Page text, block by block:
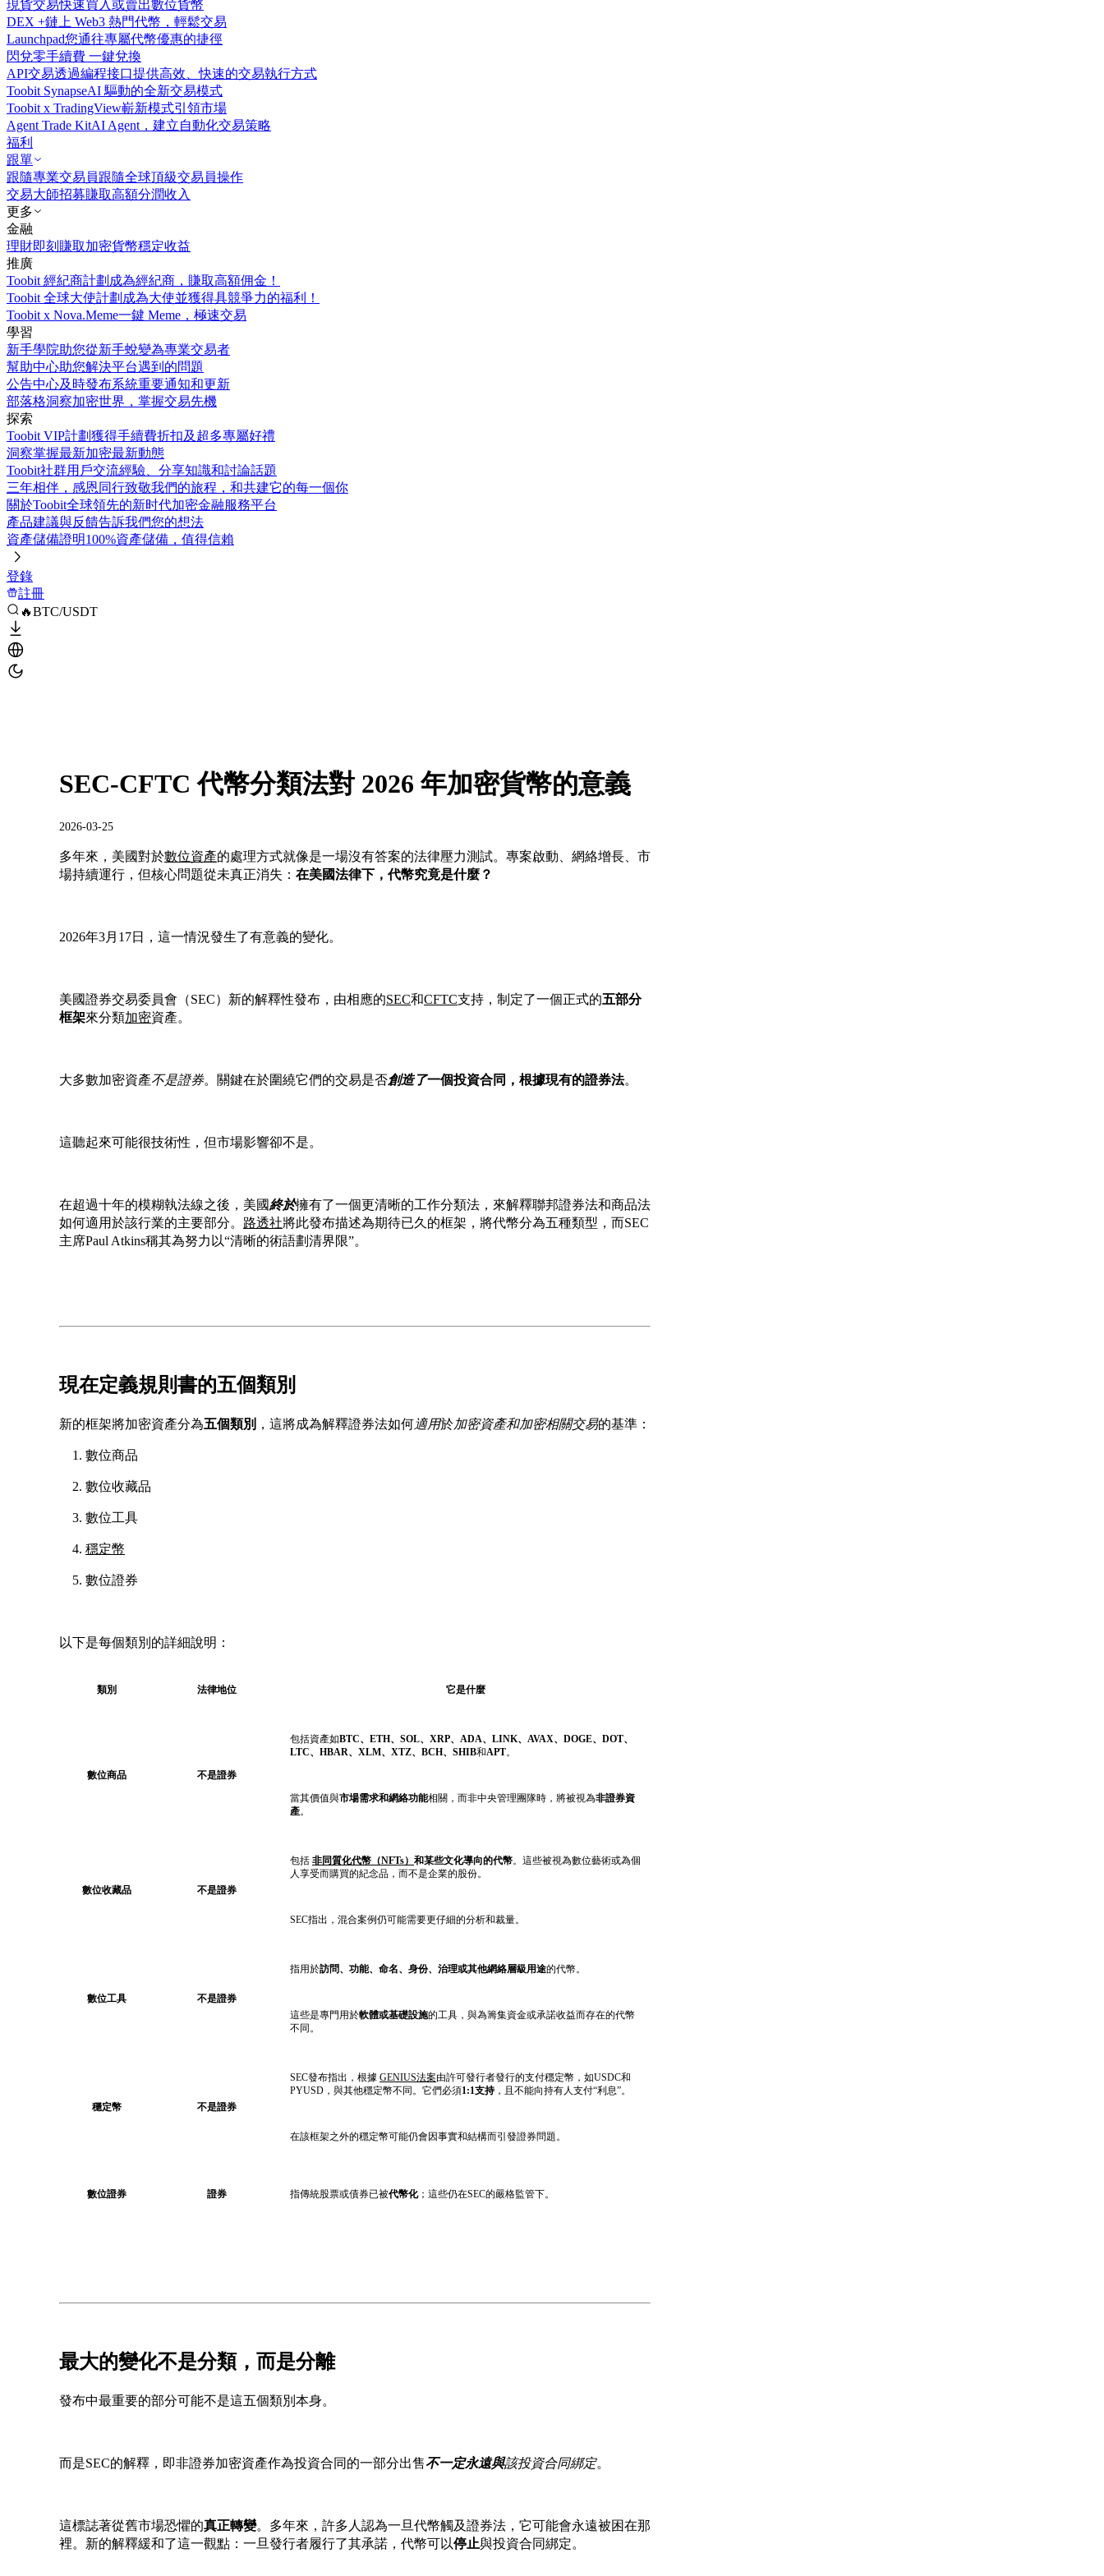
現貨交易快速買入或賣出數位貨幣
DEX +鏈上 Web3 熱門代幣，輕鬆交易
Launchpad您通往專屬代幣優惠的捷徑
閃兌零手續費 一鍵兌換
API交易透過編程接口提供高效、快速的交易執行方式
Toobit SynapseAI 驅動的全新交易模式
Toobit x TradingView嶄新模式引領市場
Agent Trade KitAI Agent，建立自動化交易策略
福利
跟單
跟隨專業交易員跟隨全球頂級交易員操作
交易大師招募賺取高額分潤收入
更多
金融
理財即刻賺取加密貨幣穩定收益
推廣
Toobit 經紀商計劃 成為經紀商，賺取高額佣金！
Toobit 全球大使計劃 成為大使並獲得具競爭力的福利！
Toobit x Nova.Meme一鍵 Meme，極速交易
學習
新手學院助您從新手蛻變為專業交易者
幫助中心助您解決平台遇到的問題
公告中心及時發布系統重要通知和更新
部落格洞察加密世界，掌握交易先機
探索
Toobit VIP計劃獲得手續費折扣及超多專屬好禮
洞察掌握最新加密最新動態
Toobit社群用戶交流經驗、分享知識和討論話題
三年相伴，感恩同行致敬我們的旅程，和共建它的每一個你
關於Toobit全球領先的新时代加密金融服務平台
產品建議與反饋告訴我們您的想法
資產儲備證明100%資產儲備，值得信賴
登錄
註冊
🔥BTC/USDT
SEC-CFTC 代幣分類法對 2026 年加密貨幣的意義
2026-03-25
多年來，美國對於數位資產的處理方式就像是一場沒有答案的法律壓力測試。專案啟動、網絡增長、市
場持續運行，但核心問題從未真正消失： 在美國法律下，代幣究竟是什麼？
2026年3月17日，這一情況發生了有意義的變化。
美國證券交易委員會（SEC）新的解釋性發布， 由相應的SEC和CFTC支持，制定了一個正式的五部分
框架來分類加密資產。
大多數加密資產不是證券。關鍵在於圍繞它們的交易是否創造了一個投資合同，根據現有的證券法。
這聽起來可能很技術性，但市場影響卻不是。
在超過十年的模糊執法線之後，美國終於擁有了一個更清晰的工作分類法，來解釋聯邦證券法和商品法
如何適用於該行業的主要部分。 路透社將此發布描述為期待已久的框架，將代幣分為五種類型，而SEC
主席Paul Atkins稱其為努力以“清晰的術語劃清界限”。
現在定義規則書的五個類別
新的框架將加密資產分為五個類別 ，這將成為解釋證券法如何適用於加密資產和加密相關交易的基準：
數位商品
數位收藏品
數位工具
穩定幣
數位證券
以下是每個類別的詳細說明：
類別 法律地位 它是什麼
數位商品 不是證券
包括資產如BTC、ETH、SOL、XRP、ADA、LINK、AVAX、DOGE、DOT、
LTC、HBAR、XLM、XTZ、BCH、SHIB和APT。
當其價值與市場需求和網絡功能相關，而非中央管理團隊時，將被視為非證券資
產。
數位收藏品 不是證券
包括 非同質化代幣（NFTs） 和某些文化導向的代幣。這些被視為數位藝術或為個
人享受而購買的紀念品，而不是企業的股份。
SEC指出，混合案例仍可能需要更仔細的分析和裁量。
數位工具 不是證券
指用於訪問、功能、命名、身份、治理或其他網絡層級用途的代幣。
這些是專門用於軟體或基礎設施的工具，與為籌集資金或承諾收益而存在的代幣
不同。
穩定幣 不是證券
SEC發布指出，根據 GENIUS法案由許可發行者發行的支付穩定幣，如USDC和
PYUSD，與其他穩定幣不同。它們必須1:1支持，且不能向持有人支付“利息”。
在該框架之外的穩定幣可能仍會因事實和結構而引發證券問題。
數位證券 證券 指傳統股票或債券已被代幣化；這些仍在SEC的嚴格監管下。
最大的變化不是分類，而是分離
發布中最重要的部分可能不是這五個類別本身。
而是SEC的解釋，即非證券加密資產作為投資合同的一部分出售不一定永遠與該投資合同綁定。
這標誌著從舊市場恐懼的真正轉變。多年來，許多人認為一旦代幣觸及證券法，它可能會永遠被困在那
裡。新的解釋緩和了這一觀點：一旦發行者履行了其承諾，代幣可以停止與投資合同綁定。